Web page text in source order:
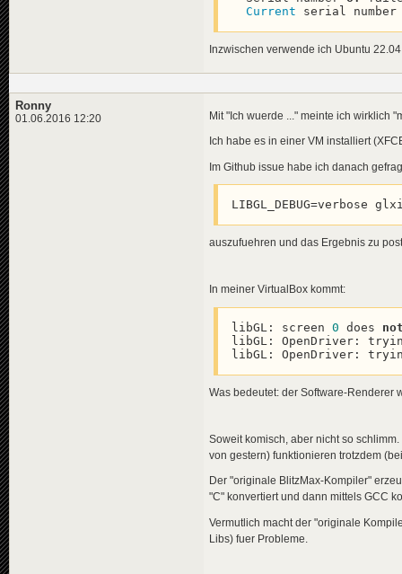
Current serial
Inzwischen verwende ich Ubuntu
Ronny
01.06.2016 12:20 Mit "Ich wuerde ..." meinte ich wirklich
Ich habe es in einer VM installiert
Im Github issue habe ich danach
LIBGL_DEBUG=verbose
auszufuehren und das Ergebnis zu
In meiner VirtualBox kommt:
libGL: screen 0 does
libGL: OpenDriver:
libGL: OpenDriver:
Was bedeutet: der Software-Renderer
Soweit komisch, aber nicht so
von gestern) funktionieren trotzdem
Der "originale BlitzMax-Kompiler"
"C" konvertiert und dann mittels GCC
Vermutlich macht der "originale
Libs) fuer Probleme.